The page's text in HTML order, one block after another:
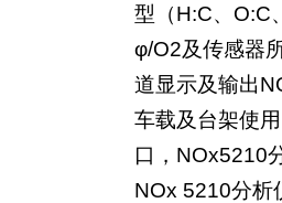
型（H:C、O:C
φ/O2及传感器
道显示及输出
车载及台架使
口，NOx5210
NOx 5210分析